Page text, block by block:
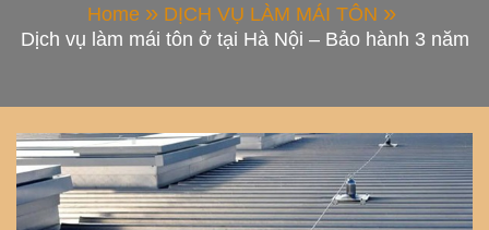
Home
DỊCH VỤ LÀM MÁI TÔN
Dịch vụ làm mái tôn ở tại Hà Nội – Bảo hành 3 năm